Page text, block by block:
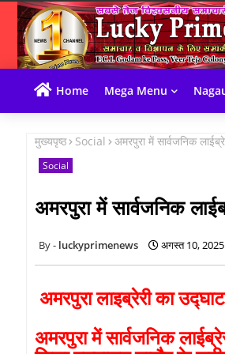
Home Mega Menu
मुख्यपृष्ठ Social अमरपुरा में सार्वजनिक
Social
अमरपुरा में सार्वजनिक
luckyprimenews अगस्त 10, 2025
अमरपुरा लाइब्रेरी का
अमरपुरा में सार्वजनिक